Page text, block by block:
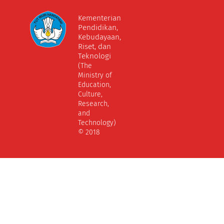
Kementerian
Pendidikan,
Kebudayaan,
Riset, dan
Teknologi
(The
Ministry of
Education,
Culture,
Research,
and
Technology)
© 2018